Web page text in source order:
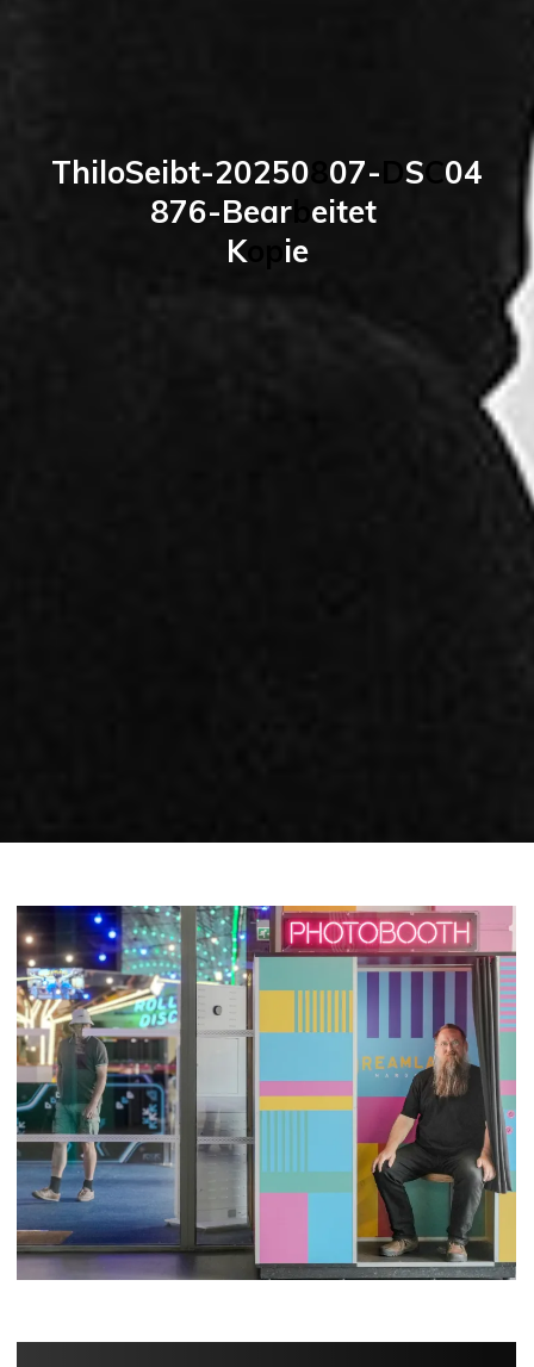
ThiloSeibt-20250 07- S 04
876-Bearb eitet
Ko ie